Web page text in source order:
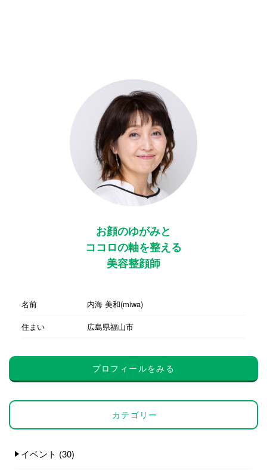
お顔のゆがみと
ココロの軸を整える
美容整顔師
名前
内海 美和(miwa)
住まい
広島県福山市
プロフィールをみる
カテゴリー
イベント (30)